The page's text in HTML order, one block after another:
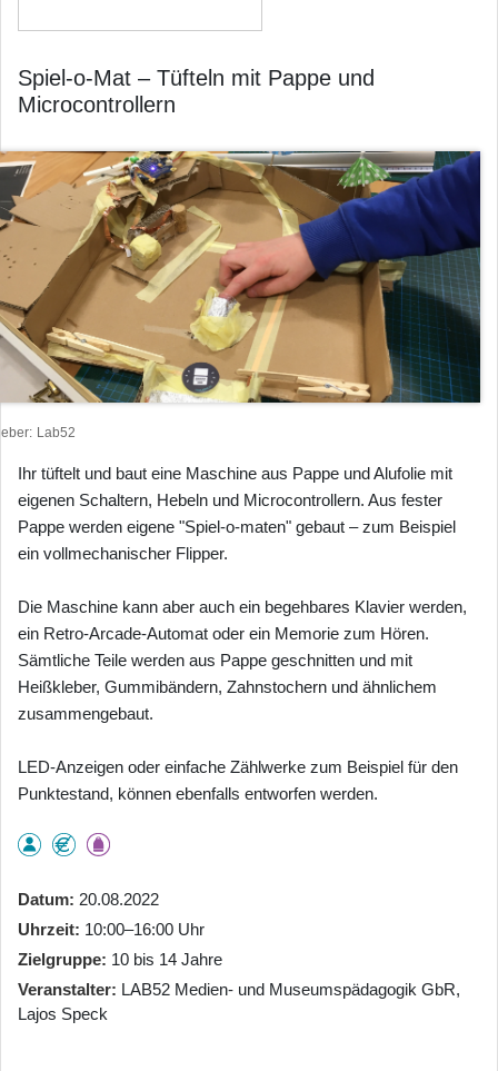
Spiel-o-Mat – Tüfteln mit Pappe und
Microcontrollern
Lab52
Ihr tüftelt und baut eine Maschine aus Pappe und Alufolie mit
eigenen Schaltern, Hebeln und Microcontrollern. Aus fester
Pappe werden eigene "Spiel-o-maten" gebaut – zum Beispiel
ein vollmechanischer Flipper.
Die Maschine kann aber auch ein begehbares Klavier werden,
ein Retro-Arcade-Automat oder ein Memorie zum Hören.
Sämtliche Teile werden aus Pappe geschnitten und mit
Heißkleber, Gummibändern, Zahnstochern und ähnlichem
zusammengebaut.
LED-Anzeigen oder einfache Zählwerke zum Beispiel für den
Punktestand, können ebenfalls entworfen werden.
Datum 20.08.2022
Uhrzeit 10:00–16:00 Uhr
Zielgruppe 10 bis 14 Jahre
Veranstalter LAB52 Medien- und Museumspädagogik GbR,
Lajos Speck